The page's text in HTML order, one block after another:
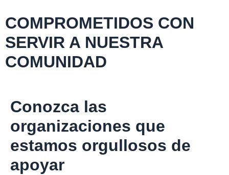
COMPROMETIDOS CON
SERVIR A NUESTRA
COMUNIDAD
Conozca las
organizaciones que
estamos orgullosos de
apoyar